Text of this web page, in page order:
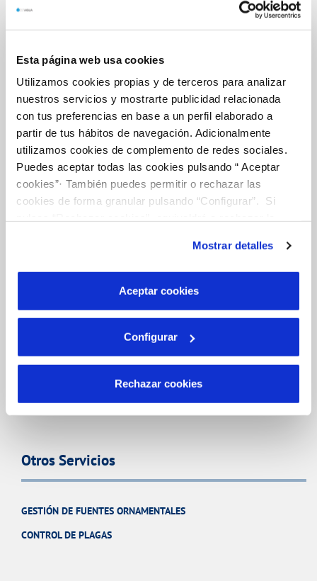
Esta página web usa cookies
Utilizamos cookies propias y de terceros para analizar
nuestros servicios y mostrarte publicidad relacionada
con tus preferencias en base a un perfil elaborado a
partir de tus hábitos de navegación. Adicionalmente
utilizamos cookies de complemento de redes sociales.
Puedes aceptar todas las cookies pulsando “ Aceptar
cookies”· También puedes permitir o rechazar las
cookies de forma granular pulsando “Configurar”. Si
son indispensables para que el sitio web funcione y que
por tanto no se pueden desactivar. Puedes consultar
más información en nuestraPolítica de Cookies
Mostrar detalles
Aceptar cookies
Configurar
Rechazar cookies
INCIDENCIAS
TODAS LAS GESTIONES
OTRAS GESTIONES
Tu Servicio
FACTURAS Y PRECIOS
ATENCIÓN AL CLIENTE
NUESTRO PAPEL EN EL CICLO URBANO
CUIDADOS DEL AGUA
Otros Servicios
GESTIÓN DE FUENTES ORNAMENTALES
CONTROL DE PLAGAS